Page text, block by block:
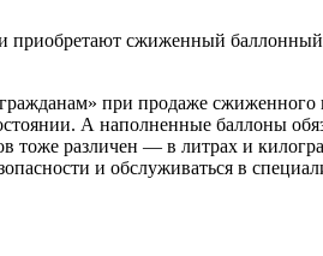
приобретают сжиженный баллонный
при продаже сжиженного
А наполненные баллоны
тоже различен — в литрах и
и обслуживаться в